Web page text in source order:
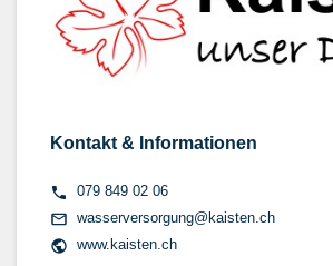
Kontakt & Informationen
079 849 02 06
wasserversorgung@kaisten.ch
www.kaisten.ch